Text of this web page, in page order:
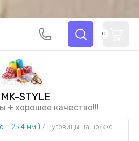
MK-STYLE
+ хорошее качество!!!
0
- 25.4 мм.) / Пуговицы на ножке